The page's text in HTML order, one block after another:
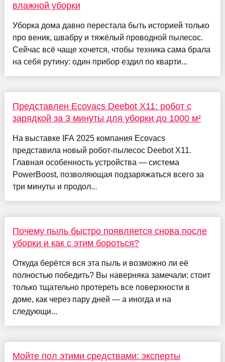
влажной уборки
Уборка дома давно перестала быть историей только
про веник, швабру и тяжёлый проводной пылесос.
Сейчас всё чаще хочется, чтобы техника сама брала
на себя рутину: один прибор ездил по кварти...
Представлен Ecovacs Deebot X11: робот с
зарядкой за 3 минуты для уборки до 1000 м²
На выставке IFA 2025 компания Ecovacs
представила новый робот-пылесос Deebot X11.
Главная особенность устройства — система
PowerBoost, позволяющая подзаряжаться всего за
три минуты и продол...
Почему пыль быстро появляется снова после
уборки и как с этим бороться?
Откуда берётся вся эта пыль и возможно ли её
полностью победить? Вы наверняка замечали: стоит
только тщательно протереть все поверхности в
доме, как через пару дней — а иногда и на
следующи...
Мойте пол этими средствами: эксперты